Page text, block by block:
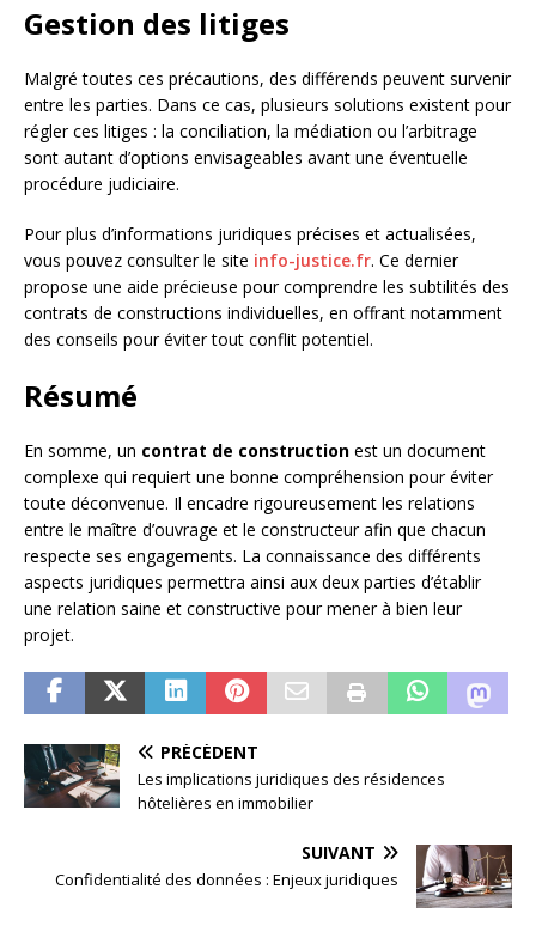
Gestion des litiges
Malgré toutes ces précautions, des différends peuvent survenir
entre les parties. Dans ce cas, plusieurs solutions existent pour
régler ces litiges : la conciliation, la médiation ou l’arbitrage
sont autant d’options envisageables avant une éventuelle
procédure judiciaire.
Pour plus d’informations juridiques précises et actualisées,
vous pouvez consulter le site info-justice.fr. Ce dernier
propose une aide précieuse pour comprendre les subtilités des
contrats de constructions individuelles, en offrant notamment
des conseils pour éviter tout conflit potentiel.
Résumé
En somme, un contrat de construction est un document
complexe qui requiert une bonne compréhension pour éviter
toute déconvenue. Il encadre rigoureusement les relations
entre le maître d’ouvrage et le constructeur afin que chacun
respecte ses engagements. La connaissance des différents
aspects juridiques permettra ainsi aux deux parties d’établir
une relation saine et constructive pour mener à bien leur
projet.
PRÉCÉDENT
Les implications juridiques des résidences
hôtelières en immobilier
SUIVANT
Confidentialité des données : Enjeux juridiques